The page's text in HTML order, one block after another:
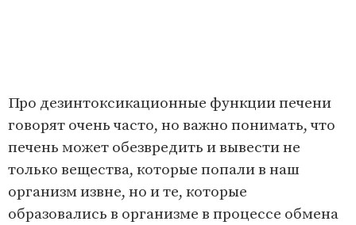
Про дезинтоксикационные функции печени
говорят очень часто, но важно понимать, что
печень может обезвредить и вывести не
только вещества, которые попали в наш
организм извне, но и те, которые
образовались в организме в процессе обмена